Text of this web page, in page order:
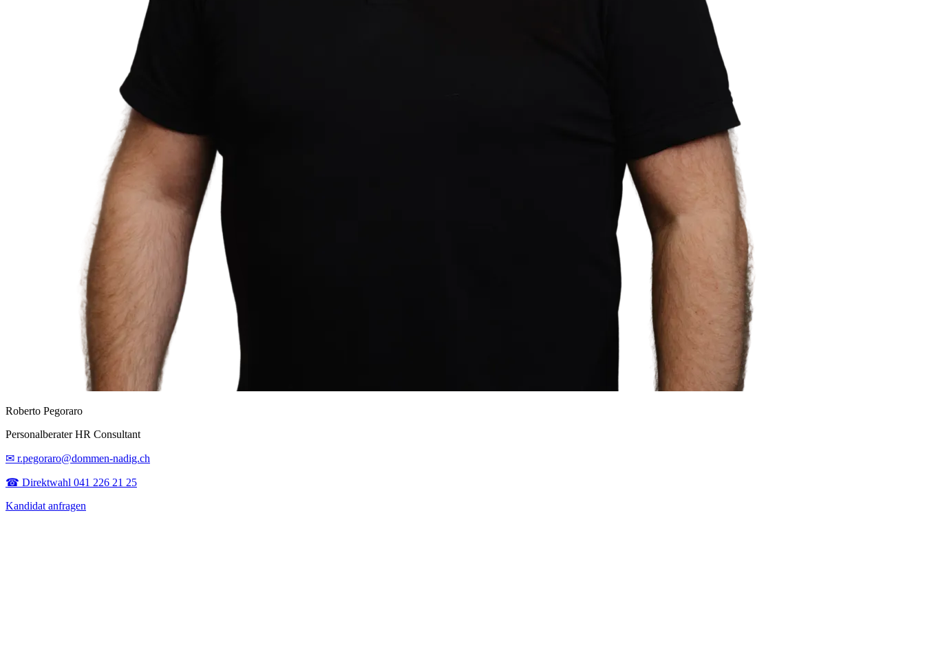
Roberto Pegoraro
Personalberater HR Consultant
✉ r.pegoraro@dommen-nadig.ch
☎ Direktwahl 041 226 21 25
Kandidat anfragen